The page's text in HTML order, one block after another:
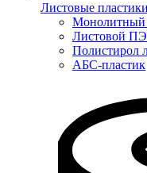
Листовые пластики
Монолитный
Листовой
Полистирол
АБС-пластик